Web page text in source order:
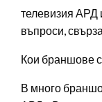
телевизия АРД
въпроси,
Кои браншове
В много